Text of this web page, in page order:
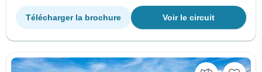
Voir le circuit
Télécharger la brochure